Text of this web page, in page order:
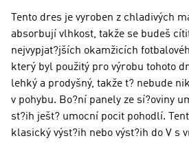
Tento dres je vyroben z chladivých
absorbují vlhkost, takže se budeš
nejvypjat?jších okamžicích
který byl použitý pro výrobu tohoto
lehký a prodyšný, takže t? nebude
v pohybu. Bo?ní panely ze sí?oviny
st?ih ješt? umocní pocit pohodlí.
klasický výst?ih nebo výst?ih do V s